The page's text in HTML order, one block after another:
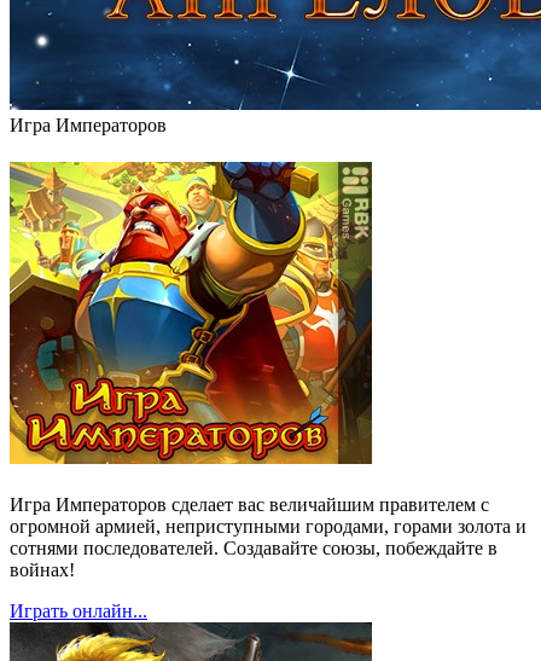
Игра Императоров
Игра Императоров сделает вас величайшим правителем с
огромной армией, неприступными городами, горами золота и
сотнями последователей. Создавайте союзы, побеждайте в
войнах!
Играть онлайн...